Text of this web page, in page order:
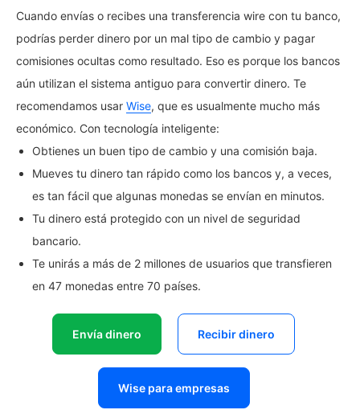
Cuando envías o recibes una transferencia wire con tu banco,
podrías perder dinero por un mal tipo de cambio y pagar
comisiones ocultas como resultado. Eso es porque los bancos
aún utilizan el sistema antiguo para convertir dinero. Te
recomendamos usar Wise, que es usualmente mucho más
económico. Con tecnología inteligente:
Obtienes un buen tipo de cambio y una comisión baja.
Mueves tu dinero tan rápido como los bancos y, a veces,
es tan fácil que algunas monedas se envían en minutos.
Tu dinero está protegido con un nivel de seguridad
bancario.
Te unirás a más de 2 millones de usuarios que transfieren
en 47 monedas entre 70 países.
Envía dinero Recibir dinero
Wise para empresas